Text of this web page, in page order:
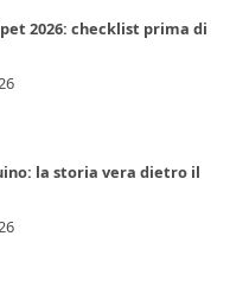
2026: checklist prima di
la storia vera dietro il